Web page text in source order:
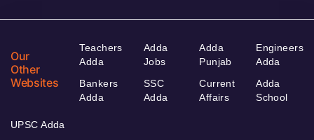
Our
Other
Websites
Teachers
Adda
Bankers
Adda
Adda
Jobs
SSC
Adda
Adda
Punjab
Current
Affairs
Engineers
Adda
Adda
School
UPSC Adda